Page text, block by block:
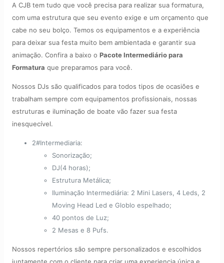
A CJB tem tudo que você precisa para realizar sua formatura,
com uma estrutura que seu evento exige e um orçamento que
cabe no seu bolço. Temos os equipamentos e a experiência
para deixar sua festa muito bem ambientada e garantir sua
animação. Confira a baixo o Pacote Intermediário para
Formatura que preparamos para você.
Nossos DJs são qualificados para todos tipos de ocasiões e
trabalham sempre com equipamentos profissionais, nossas
estruturas e iluminação de boate vão fazer sua festa
inesquecível.
2#Intermediaria:
Sonorização;
DJ(4 horas);
Estrutura Metálica;
Iluminação Intermediária: 2 Mini Lasers, 4 Leds, 2
Moving Head Led e Globlo espelhado;
40 pontos de Luz;
2 Mesas e 8 Pufs.
Nossos repertórios são sempre personalizados e escolhidos